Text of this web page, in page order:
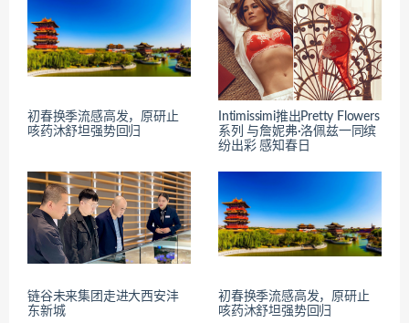
初春换季流感高发，原研止
咳药沐舒坦强势回归
Intimissimi推出Pretty Flowers
系列 与詹妮弗·洛佩兹一同缤
纷出彩 感知春日
链谷未来集团走进大西安沣
东新城
初春换季流感高发，原研止
咳药沐舒坦强势回归